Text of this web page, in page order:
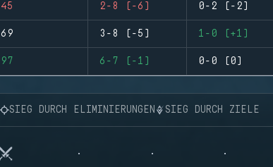
45 2-8 (-6) 0-2 (-2)
69 3-8 (-5) 1-0 (+1)
97 6-7 (-1) 0-0 (0)
SIEG DURCH ELIMINIERUNGEN SIEG DURCH ZIELE